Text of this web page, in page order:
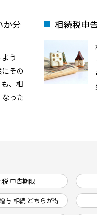
か分
う
その
、相
った
相続税申
税 申告期限
与 相続 どちらが得